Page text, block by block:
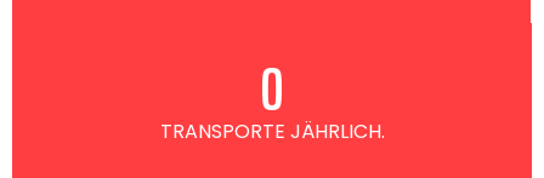
TRANSPORTE JÄHRLICH.
0